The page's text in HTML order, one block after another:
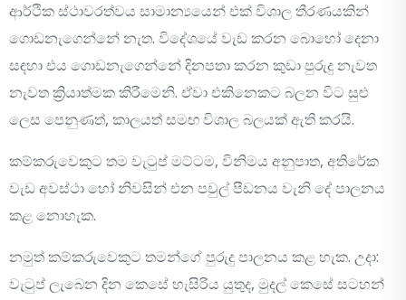
ආර්ථික ස්ථාවරත්වය සාමාන්‍යයෙන් එක් විශාල තීරණයකින්
ගොඩනැගෙන්නේ නැත. විදේශයේ වැඩ කරන බොහෝ දෙනා
සඳහා එය ගොඩනැගෙන්නේ දිනපතා කරන කුඩා පුරුදු නැවත
නැවත ක්‍රියාත්මක කිරීමෙනි. ඒවා එකිනෙකට බලන විට සුළු
ලෙස පෙනුණත්, කාලයත් සමඟ විශාල බලයක් ඇති කරයි.
කම්කරුවෙකුට තම වැටුප් මට්ටම, විනිමය අනුපාත, අතිරේක
වැඩ අවස්ථා හෝ නිවසින් එන පවුල් පීඩනය වැනි දේ පාලනය
කළ නොහැක.
නමුත් කම්කරුවෙකුට තමන්ගේ පුරුදු පාලනය කළ හැක. උදා:
වැටුප් ලැබෙන දින කෙසේ හැසිරිය යුතුද, මුදල් කෙසේ සටහන්